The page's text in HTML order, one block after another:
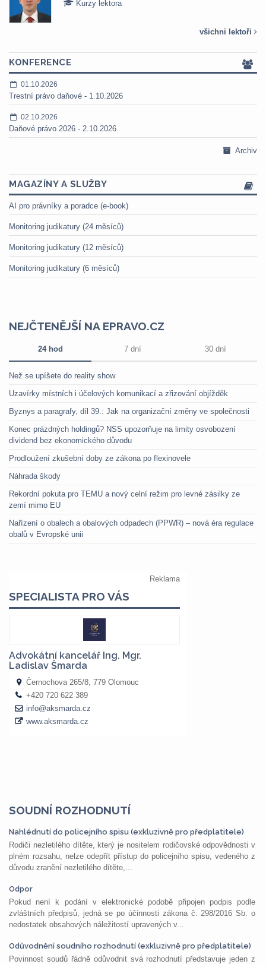
Kurzy lektora
všichni lektoři
KONFERENCE
01.10.2026
Trestní právo daňové - 1.10.2026
02.10.2026
Daňové právo 2026 - 2.10.2026
Archiv
MAGAZÍNY A SLUŽBY
AI pro právníky a poradce (e-book)
Monitoring judikatury (24 měsíců)
Monitoring judikatury (12 měsíců)
Monitoring judikatury (6 měsíců)
NEJČTENĚJŠÍ NA EPRAVO.CZ
24 hod 7 dní 30 dní
Než se upíšete do reality show
Uzavírky místních i účelových komunikací a zřizování objížděk
Byznys a paragrafy, díl 39.: Jak na organizační změny ve společnosti
Konec prázdných holdingů? NSS upozorňuje na limity osvobození
dividend bez ekonomického důvodu
Prodloužení zkušební doby ze zákona po flexinovele
Náhrada škody
Rekordní pokuta pro TEMU a nový celní režim pro levné zásilky ze
zemí mimo EU
Nařízení o obalech a obalových odpadech (PPWR) – nová éra regulace
obalů v Evropské unii
SOUDNÍ ROZHODNUTÍ
Nahlédnutí do policejního spisu (exkluzivně pro předplatitele)
Rodiči nezletilého dítěte, který je nositelem rodičovské odpovědnosti v
plném rozsahu, nelze odepřít přístup do policejního spisu, vedeného z
důvodu zranění nezletilého dítěte,...
Odpor
Pokud není k podání v elektronické podobě připojen podpis podle
zvláštních předpisů, jedná se po účinnosti zákona č. 298/2016 Sb. o
nedostatek obsahových náležitostí upravených v...
Odůvodnění soudního rozhodnutí (exkluzivně pro předplatitele)
Povinnost soudů řádně odůvodnit svá rozhodnutí představuje jeden z